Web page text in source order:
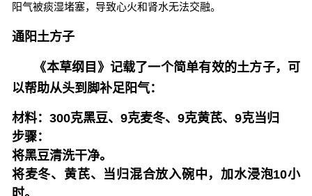
阳气被痰湿堵塞，导致心火和肾水无法交融。
通阳土方子
《本草纲目》记载了一个简单有效的土方子，可
以帮助从头到脚补足阳气：
材料： 300克黑豆、9克麦冬、9克黄芪、9克当归
步骤：
将黑豆清洗干净。
将麦冬、黄芪、当归混合放入碗中，加水浸泡10小
时。